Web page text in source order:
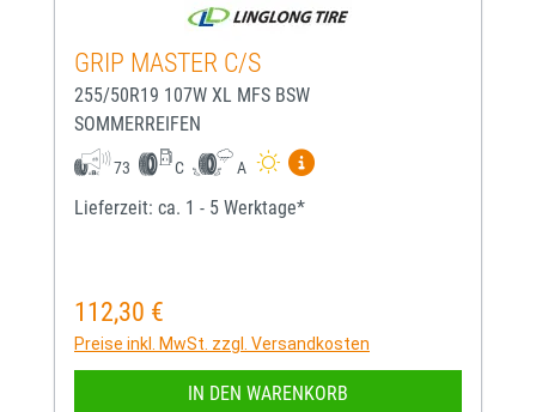
GRIP MASTER C/S
255/50R19 107W XL MFS BSW
SOMMERREIFEN
73 C A
Mehr Informationen zum
Lieferzeit: ca. 1 - 5 Werktage*
Regulärer Preis:
112,30 €
Preise inkl. MwSt. zzgl. Versandkosten
IN DEN WARENKORB